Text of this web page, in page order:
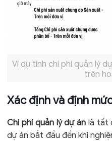
Ví dụ tính chi phí quản lý
trên
Xác định và định
Chi phí quản lý dự án là tất
dự án bắt đầu đến khi